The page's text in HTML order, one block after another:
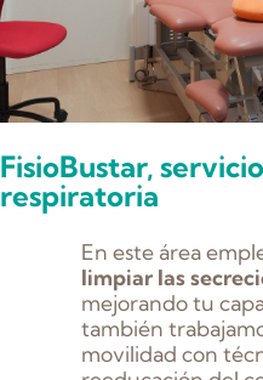
FisioBustar,
respiratoria
En este área
limpiar las
mejorando tu
también
movilidad con